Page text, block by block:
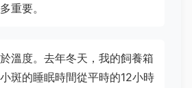
重要。
溫度。去年冬天，我的飼養箱
斑的睡眠時間從平時的12小時